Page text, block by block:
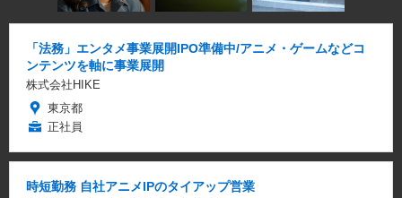
「法務」エンタメ事業展開IPO準備中/アニメ・ゲームなどコ
ンテンツを軸に事業展開
株式会社HIKE
東京都
正社員
時短勤務 自社アニメIPのタイアップ営業